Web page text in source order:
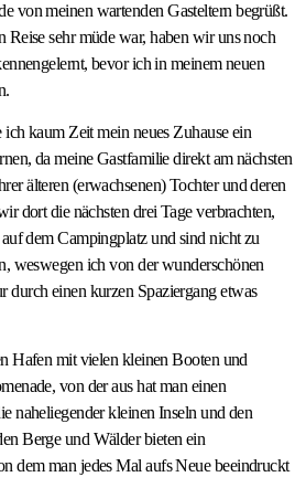
von meinen wartenden Gasteltern begrüßt.
sehr müde war, haben wir uns noch
bevor ich in meinem neuen
ich kaum Zeit mein neues Zuhause ein
da meine Gastfamilie direkt am nächsten
älteren (erwachsenen) Tochter und deren
dort die nächsten drei Tage verbrachten,
dem Campingplatz und sind nicht zu
weswegen ich von der wunderschönen
durch einen kurzen Spaziergang etwas
Hafen mit vielen kleinen Booten und
von der aus hat man einen
naheliegender kleinen Inseln und den
Berge und Wälder bieten ein
dem man jedes Mal aufs Neue beeindruckt